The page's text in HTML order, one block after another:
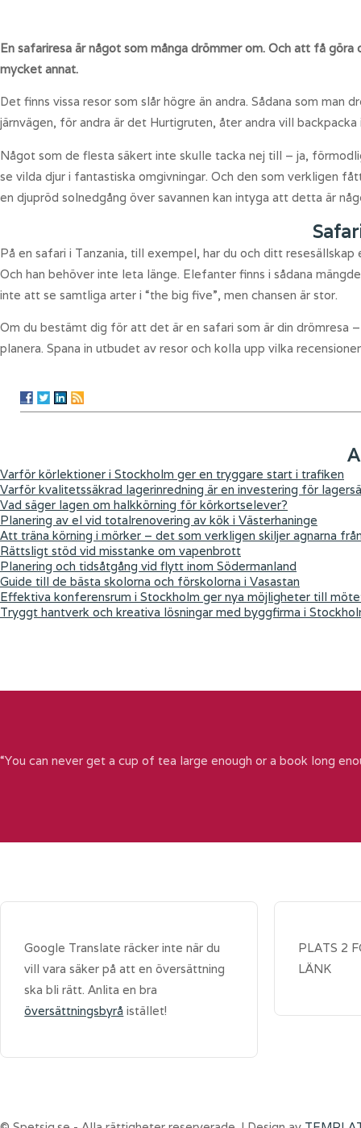
En safariresa är något som många drömmer om. Och att få
mycket annat.
Det finns vissa resor som slår högre än andra. Sådana som
järnvägen, för andra är det Hurtigruten, åter andra vill backpacka
Något som de flesta säkert inte skulle tacka nej till – ja,
se vilda djur i fantastiska omgivningar. Och den som verkligen
en djupröd solnedgång över savannen kan intyga att detta är
På en safari i Tanzania, till exempel, har du och ditt
Och han behöver inte leta länge. Elefanter finns i sådana
inte att se samtliga arter i “the big five”, men chansen är stor.
Om du bestämt dig för att det är en safari som är din drömresa
planera. Spana in utbudet av resor och kolla upp vilka
Varför körlektioner i Stockholm ger en tryggare start i trafiken
Varför kvalitetssäkrad lagerinredning är en investering för
Vad säger lagen om halkkörning för körkortselever?
Planering av el vid totalrenovering av kök i Västerhaninge
Att träna körning i mörker – det som verkligen skiljer agnarna
Rättsligt stöd vid misstanke om vapenbrott
Planering och tidsåtgång vid flytt inom Södermanland
Guide till de bästa skolorna och förskolorna i Vasastan
Effektiva konferensrum i Stockholm ger nya möjligheter till
Tryggt hantverk och kreativa lösningar med byggfirma i
“You can never get a cup of tea large enough or a book long
Google Translate räcker inte när du
vill vara säker på att en översättning
ska bli rätt. Anlita en bra
översättningsbyrå istället!
PLATS 2
LÄNK